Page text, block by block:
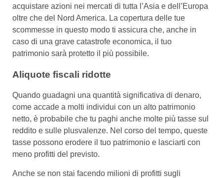
acquistare azioni nei mercati di tutta l’Asia e dell’Europa
oltre che del Nord America. La copertura delle tue
scommesse in questo modo ti assicura che, anche in
caso di una grave catastrofe economica, il tuo
patrimonio sarà protetto il più possibile.
Aliquote fiscali ridotte
Quando guadagni una quantità significativa di denaro,
come accade a molti individui con un alto patrimonio
netto, è probabile che tu paghi anche molte più tasse sul
reddito e sulle plusvalenze. Nel corso del tempo, queste
tasse possono erodere il tuo patrimonio e lasciarti con
meno profitti del previsto.
Anche se non stai facendo milioni di profitti sugli